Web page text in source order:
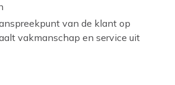
van de klant op
vakmanschap en service uit